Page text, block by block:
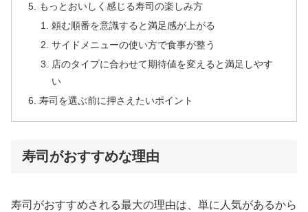
もっとおいしく感じる寿司の楽しみ方
頼む順番を意識すると満足感が上がる
サイドメニューの使い方で食事が整う
店のタイプに合わせて期待値を変えると満足しやす
い
寿司を選ぶ前に押さえたいポイント
寿司がおすすめな理由
寿司がおすすめされる最大の理由は、単に人気があるから